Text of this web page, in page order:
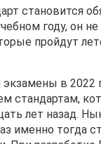
становится
году, он не
пройдут
в 2022
стандартам,
лет назад.
именно тогда
наобработку
рассылку